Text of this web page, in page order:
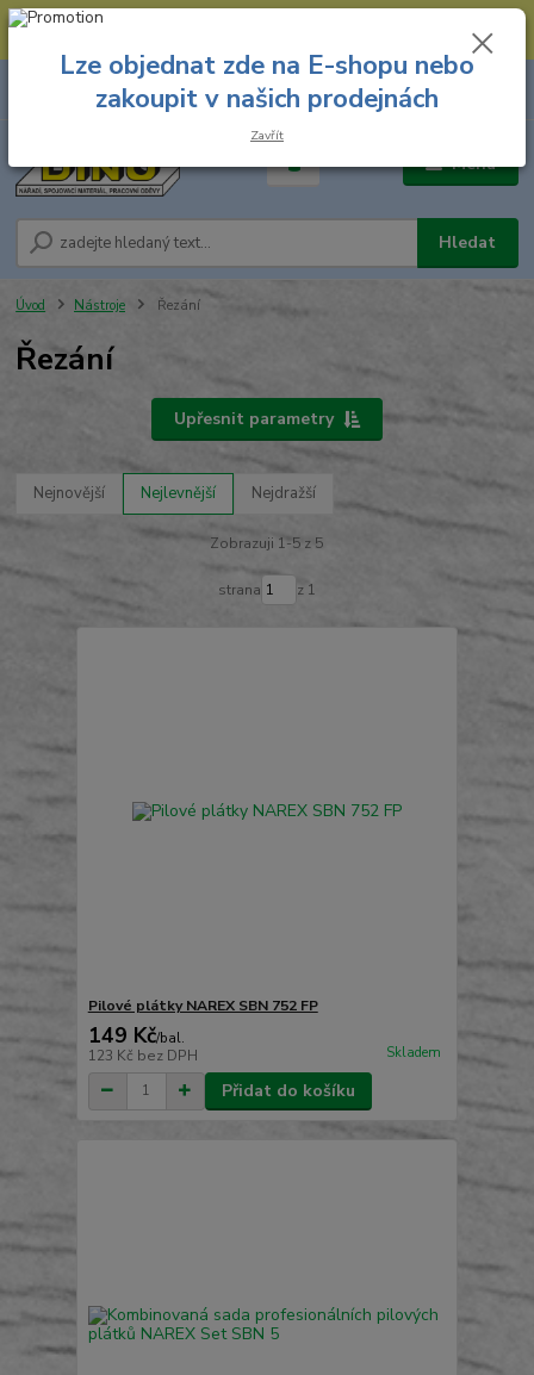
--- Spojovací materiál: 774 431 045 --- Prodejna nářadí: 731 449 423 --
Menu
Hledat
8.00 hod. - 16.00 hod.
za
Úvod Nástroje Řezání
Řezání
Upřesnit parametry
Nejnovější Nejlevnější Nejdražší
Zobrazuji 1-5 z 5
strana z 1
Pilové plátky NAREX SBN 752 FP
149 Kč/bal.
123 Kč bez DPH Skladem
Přidat do košíku
Lze objednat zde na E-shopu nebo
zakoupit v našich prodejnách
Zavřít